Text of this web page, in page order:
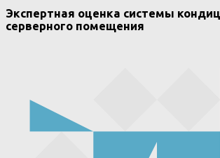
Экспертная оценка системы
серверного помещения